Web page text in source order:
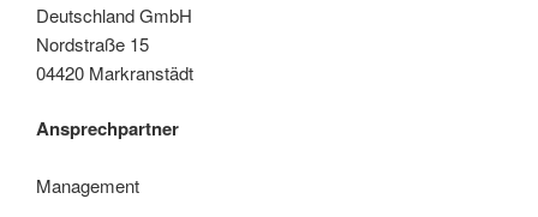
Deutschland GmbH
Nordstraße 15
04420 Markranstädt
Ansprechpartner
Management